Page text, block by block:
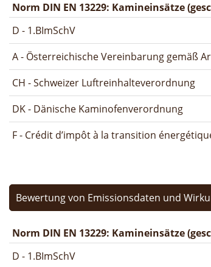
Norm DIN EN 13229: Kamineinsätze
D - 1.BImSchV
A - Österreichische Vereinbarung gemäß
CH - Schweizer Luftreinhalteverordnung
DK - Dänische Kaminofenverordnung
F - Crédit d’impôt à la transition
Bewertung von Emissionsdaten und
Norm DIN EN 13229: Kamineinsätze
D - 1.BImSchV